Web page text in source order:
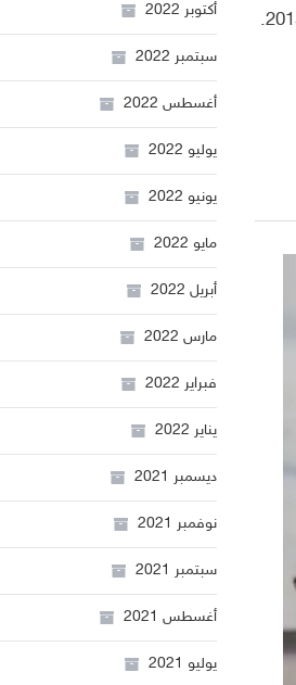
أيام. وقال بوريل السبت إن إيران والدول الكبرى “قريبة جدا” من التوصل إلى آلية لإحياء الاتفاق النووي المبرم في عام 2015.
أكتوبر 2022
سبتمبر 2022
أغسطس 2022
يوليو 2022
يونيو 2022
مايو 2022
أبريل 2022
مارس 2022
فبراير 2022
يناير 2022
ديسمبر 2021
نوفمبر 2021
سبتمبر 2021
أغسطس 2021
يوليو 2021